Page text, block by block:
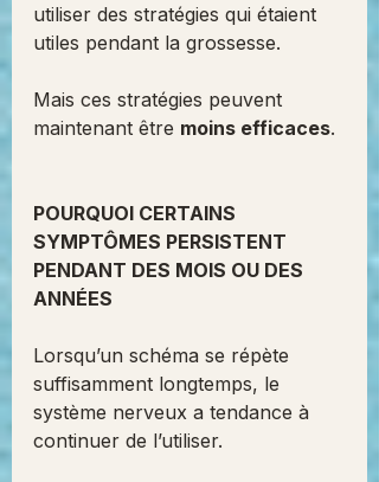
utiliser des stratégies qui étaient
utiles pendant la grossesse.
Mais ces stratégies peuvent
maintenant être moins efficaces.
POURQUOI CERTAINS
SYMPTÔMES PERSISTENT
PENDANT DES MOIS OU DES
ANNÉES
Lorsqu’un schéma se répète
suffisamment longtemps, le
système nerveux a tendance à
continuer de l’utiliser.